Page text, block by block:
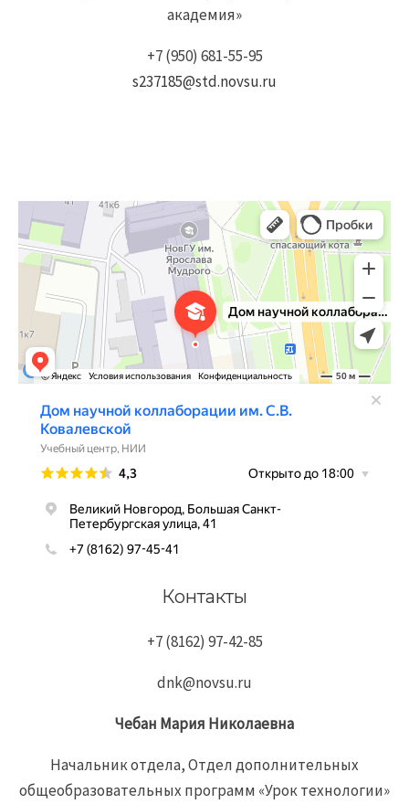
академия»
+7 (950) 681-55-95
s237185@std.novsu.ru
Дом научной коллаборации им. С.В. Ковалевской
Учебный центр в Великом Новгороде
Контакты
+7 (8162) 97-42-85
dnk@novsu.ru
Чебан Мария Николаевна
Начальник отдела, Отдел дополнительных
общеобразовательных программ «Урок технологии»